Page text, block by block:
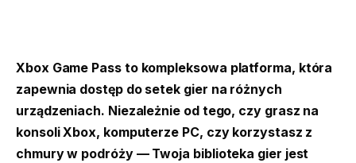
Xbox Game Pass to kompleksowa platforma, która
zapewnia dostęp do setek gier na różnych
urządzeniach. Niezależnie od tego, czy grasz na
konsoli Xbox, komputerze PC, czy korzystasz z
chmury w podróży — Twoja biblioteka gier jest